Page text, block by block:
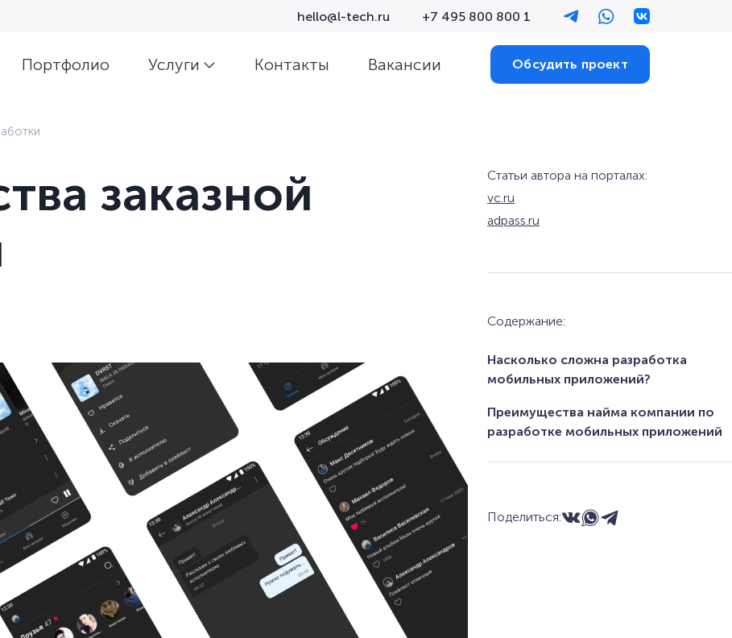
hello@l-tech.ru +7 495 800 800 1
Портфолио Услуги Контакты Вакансии Обсудить проект
заказной
Статьи автора на порталах:
vc.ru
adpass.ru
Содержание:
Насколько сложна разработка
мобильных приложений?
Преимущества найма компании по
разработке мобильных приложений
Поделиться: